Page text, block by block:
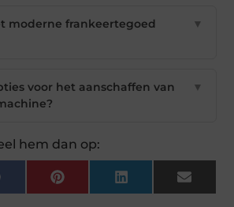
moderne frankeertegoed
▼
voor het aanschaffen van
▼
hem dan op:
Facebook Pinterest LinkedIn Email